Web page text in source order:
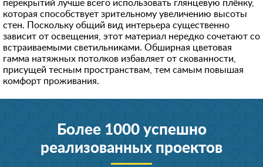
перекрытий лучше всего использовать глянцевую плёнку,
которая способствует зрительному увеличению высоты
стен. Поскольку общий вид интерьера существенно
зависит от освещения, этот материал нередко сочетают со
встраиваемыми светильниками. Обширная цветовая
гамма натяжных потолков избавляет от скованности,
присущей тесным пространствам, тем самым повышая
комфорт проживания.
Более 1000 успешно
реализованных проектов